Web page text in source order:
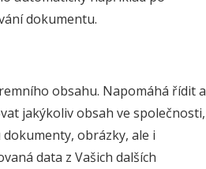
dokumentu.
obsahu. Napomáhá řídit a
jakýkoliv obsah ve společnosti,
obrázky, ale i
data z Vašich dalších